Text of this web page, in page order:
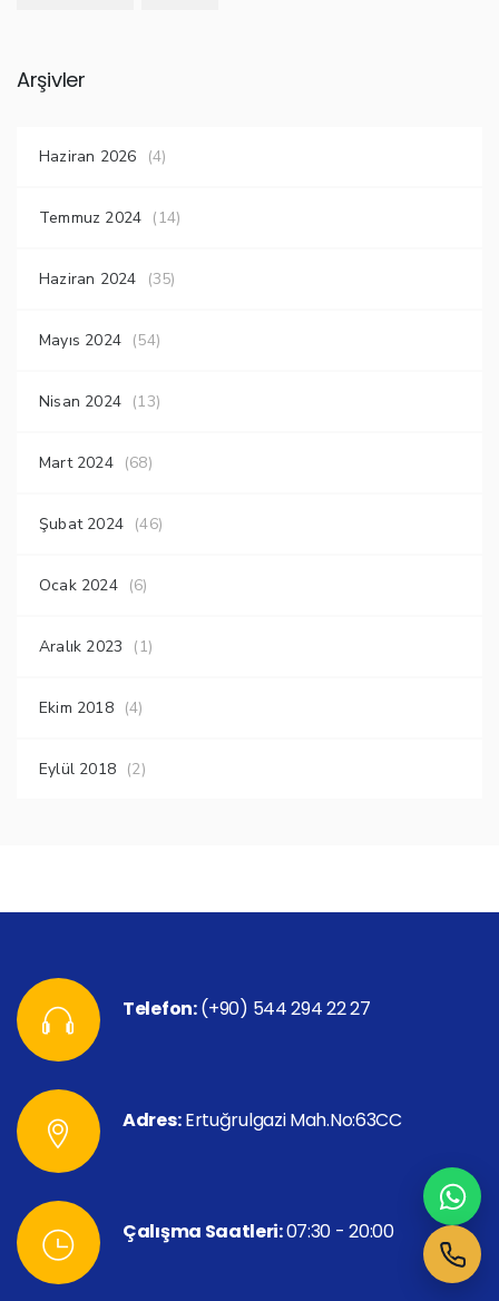
Arşivler
Haziran 2026 (4)
Temmuz 2024 (14)
Haziran 2024 (35)
Mayıs 2024 (54)
Nisan 2024 (13)
Mart 2024 (68)
Şubat 2024 (46)
Ocak 2024 (6)
Aralık 2023 (1)
Ekim 2018 (4)
Eylül 2018 (2)
Telefon:(+90) 544 294 22 27
Adres:Ertuğrulgazi Mah.No:63CC
Çalışma Saatleri:07:30 - 20:00